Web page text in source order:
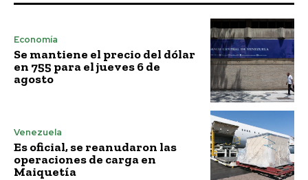
Economía
Se mantiene el precio del dólar
en 755 para el jueves 6 de
agosto
Venezuela
Es oficial, se reanudaron las
operaciones de carga en
Maiquetía